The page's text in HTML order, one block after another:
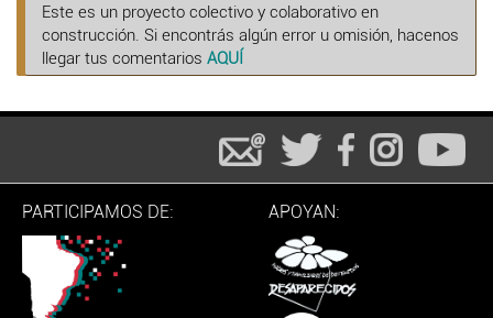
Este es un proyecto colectivo y colaborativo en
construcción. Si encontrás algún error u omisión, hacenos
llegar tus comentarios AQUÍ
PARTICIPAMOS DE: APOYAN: